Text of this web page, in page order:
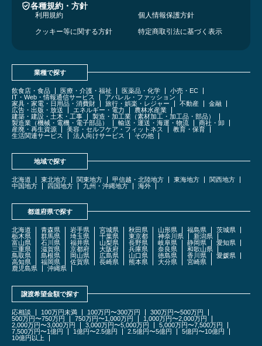
各種規約・方針
利用規約
個人情報保護方針
クッキー等に関する方針
特定商取引法に基づく表示
業種で探す
飲食店・食品 医療・介護・福祉 医薬品・化学
小売・EC
IT・Web・情報通信サービス
アパレル・ファッション
家具・家電・日用品・消費財
旅行・娯楽・レジャー 不動産
金融
広告・出版・放送
エネルギー・電力
農林水産業
建築・建設・土木・工事
製造・加工業（素材加工・加工品・部品）
製造業（機械・電機・電子部品）
輸送・運送・海運・物流
商社・卸
産廃・再生資源
美容・セルフケア・フィットネス
教育・保育
生活関連サービス
法人向けサービス その他
地域で探す
北海道 東北地方 関東地方 甲信越・北陸地方 東海地方
関西地方
中国地方
四国地方 九州・沖縄地方 海外
都道府県で探す
北海道 青森県 岩手県 宮城県 秋田県 山形県 福島県
茨城県
栃木県
群馬県 埼玉県 千葉県 東京都 神奈川県
新潟県
富山県
石川県 福井県 山梨県 長野県 岐阜県 静岡県
愛知県
三重県
滋賀県 京都府 大阪府 兵庫県 奈良県
和歌山県
鳥取県
島根県 岡山県 広島県 山口県 徳島県 香川県
愛媛県
高知県
福岡県 佐賀県 長崎県 熊本県 大分県
宮崎県
鹿児島県
沖縄県
譲渡希望金額で探す
応相談 100万円未満 100万円〜300万円
300万円〜500万円
500万円〜750万円
750万円〜1,000万円
1,000万円〜2,000万円
2,000万円〜3,000万円
3,000万円〜5,000万円
5,000万円〜7,500万円
7,500万円〜1億円
1億円〜2.5億円 2.5億円〜5億円
5億円〜10億円
10億円以上